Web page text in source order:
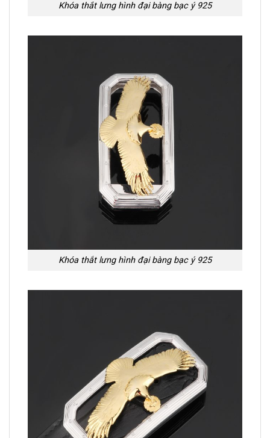
Khóa thắt lưng hình đại bàng bạc ý 925
Khóa thắt lưng hình đại bàng bạc ý 925